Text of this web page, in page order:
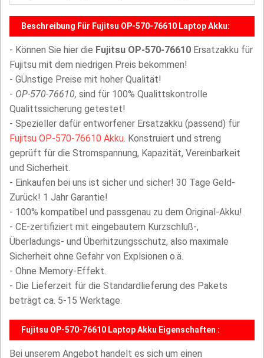
Beschreibung Für Fujitsu OP-570-76610 Laptop Akku:
- Können Sie hier die Fujitsu OP-570-76610 Ersatzakku für
Fujitsu mit dem niedrigen Preis bekommen!
- GÜnstige Preise mit hoher Qualität!
- OP-570-76610, sind für 100% Qualittskontrolle
Qualittssicherung getestet!
- Spezieller dafür entworfener Ersatzakku (passend) für
Fujitsu OP-570-76610 Akku. Konstruiert und streng
geprüft für die Stromspannung, Kapazität, Vereinbarkeit
und Sicherheit.
- Einkaufen bei uns ist sicher und sicher! 30 Tage Geld-
Zurück! 1 Jahr Garantie!
- 100% kompatibel und passgenau zu dem Original-Akku!
- CE-zertifiziert mit eingebautem Kurzschluß-,
Überladungs- und Überhitzungsschutz, also maximale
Sicherheit ohne Gefahr von Explsionen o.ä.
- Ohne Memory-Effekt.
- Die Lieferzeit für die Standardlieferung des Pakets
beträgt ca. 5-15 Werktage.
Fujitsu OP-570-76610 Laptop Akku Eigenschaften :
Bei unserem Angebot handelt es sich um einen